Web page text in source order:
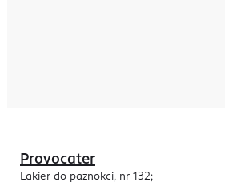
Provocater
Lakier do paznokci, nr 132;